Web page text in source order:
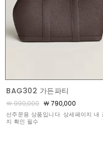
BAG302 가든파티
￦ 990,000 ￦ 790,000
선주문용 상품입니다. 상세페이지 내
지 확인 필수